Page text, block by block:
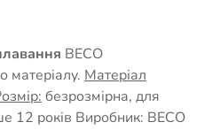
BECO
матеріалу. Матеріал
безрозмірна, для
12 років Виробник: BECO